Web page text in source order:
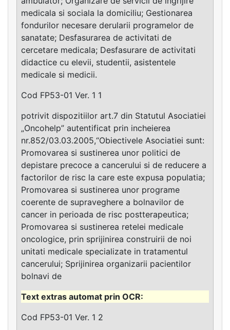
medicala si sociala la domiciliu; Gestionarea
fondurilor necesare derularii programelor de
sanatate; Desfasurarea de activitati de
cercetare medicala; Desfasurare de activitati
didactice cu elevii, studentii, asistentele
medicale si medicii.
Cod FP53-01 Ver. 1 1
potrivit dispozitiilor art.7 din Statutul Asociatiei
„Oncohelp” autentificat prin incheierea
nr.852/03.03.2005,“Obiectivele Asociatiei sunt:
Promovarea si sustinerea unor politici de
depistare precoce a cancerului si de reducere a
factorilor de risc la care este expusa populatia;
Promovarea si sustinerea unor programe
coerente de supraveghere a bolnavilor de
cancer in perioada de risc postterapeutica;
Promovarea si sustinerea retelei medicale
oncologice, prin sprijinirea construirii de noi
unitati medicale specializate in tratamentul
cancerului; Sprijinirea organizarii pacientilor
bolnavi de
Cod FP53-01 Ver. 1 2